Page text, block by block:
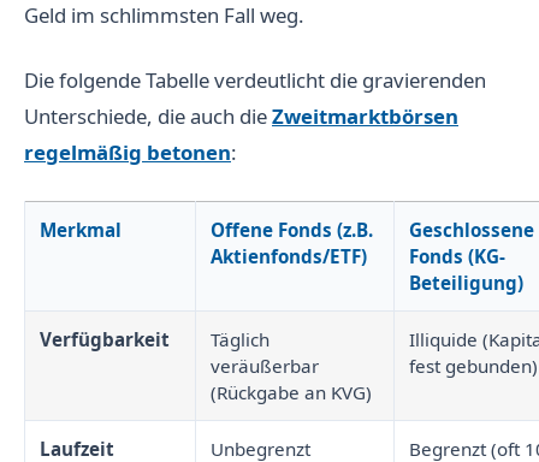
Geld im schlimmsten Fall weg.
Die folgende Tabelle verdeutlicht die gravierenden
Unterschiede, die auch dieZweitmarktbörsen
regelmäßig betonen:
Merkmal
Offene Fonds (z.B.
Aktienfonds/ETF)
Geschlossene
Fonds (KG-
Beteiligung)
Verfügbarkeit
Täglich
veräußerbar
(Rückgabe an KVG)
Illiquide
fest gebunden)
Laufzeit Unbegrenzt
Begrenzt (oft